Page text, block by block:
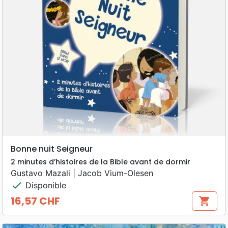
Bonne nuit Seigneur
2 minutes d’histoires de la Bible avant de dormir
Gustavo Mazali | Jacob Vium-Olesen
check Disponible
Prix
16,57 CHF shopping_cart